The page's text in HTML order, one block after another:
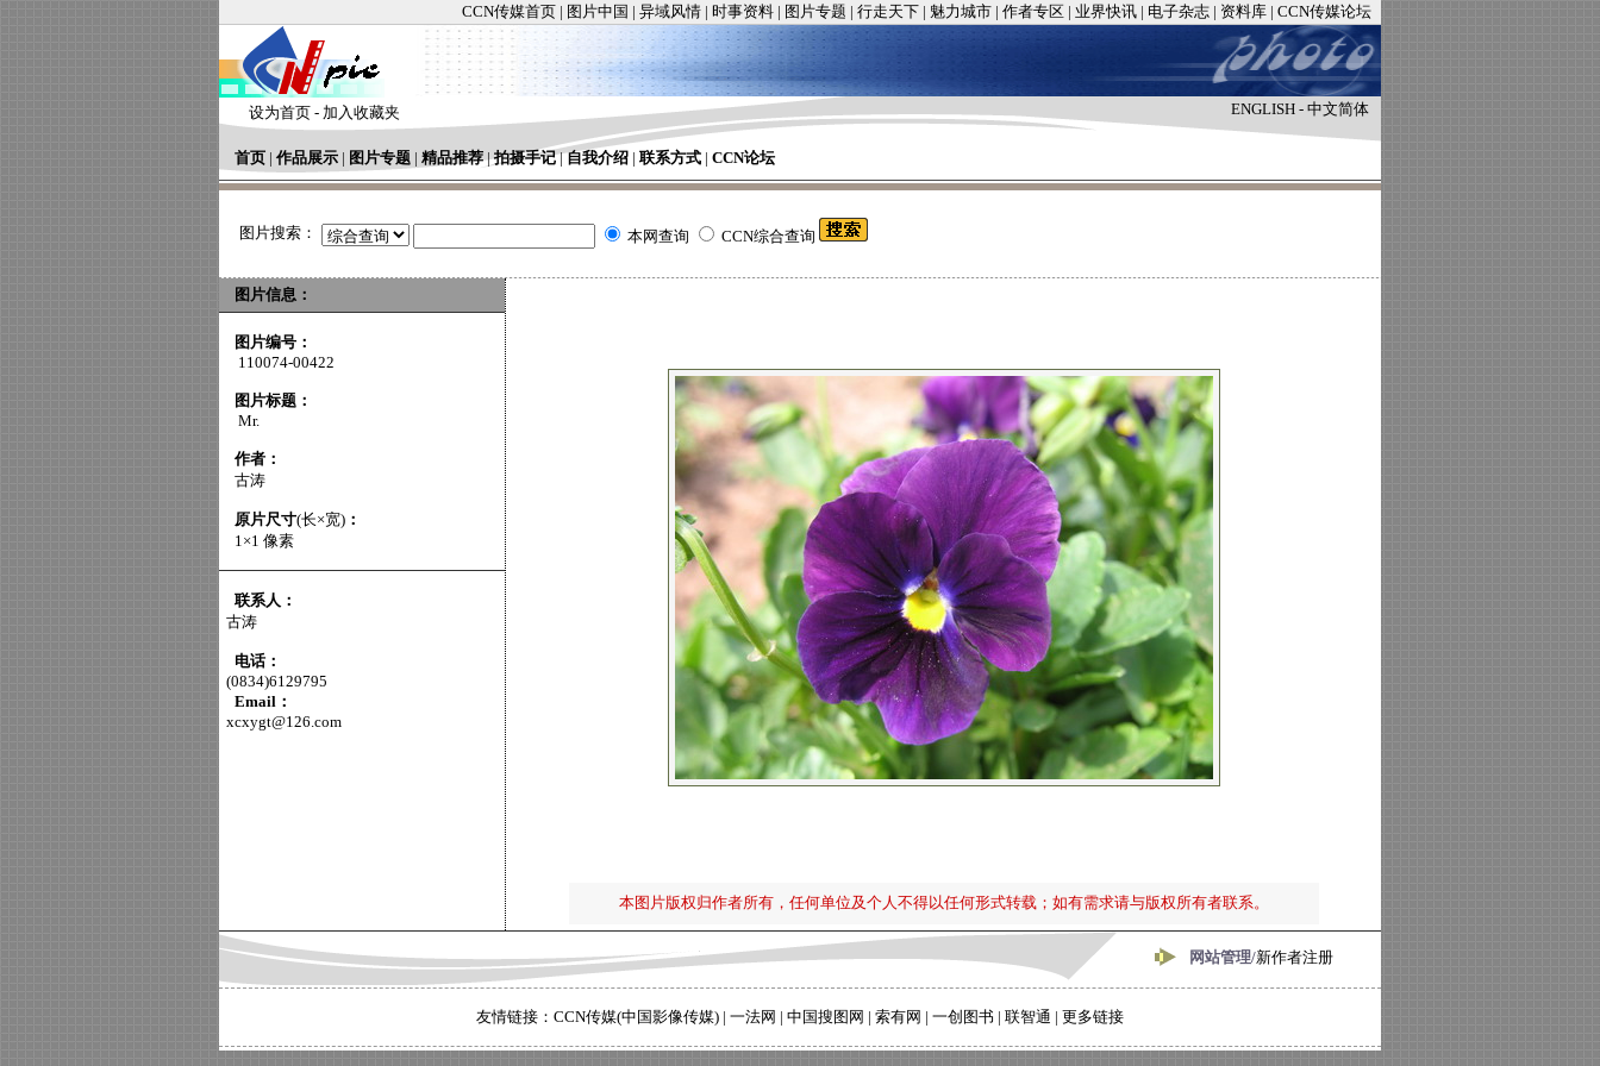
CCN传媒首页 | 图片中国 | 异域风情 | 时事资料 | 图片专题 | 行走天下 | 魅力城市 | 作者专区 | 业界快讯 | 电子杂志 | 资料库 | CCN传媒论坛
设为首页 - 加入收藏夹 ENGLISH - 中文简体
首页 | 作品展示 | 图片专题 | 精品推荐|拍摄手记|自我介绍 | 联系方式 | CCN论坛
图片搜索： 本网查询 CCN综合查询
图片信息：
图片编号：
110074-00422
图片标题：
Mr.
作者：
古涛
原片尺寸(长×宽) ：
1×1 像素
联系人：
古涛
电话：
(0834)6129795
Email：
xcxygt@126.com
本图片版权归作者所有，任何单位及个人不得以任何形式转载；如有需求请与版权所有者联系。
网站管理/新作者注册
友情链接： CCN传媒(中国影像传媒) | 一法网 | 中国搜图网 | 索有网 | 一创图书 | 联智通 | 更多链接